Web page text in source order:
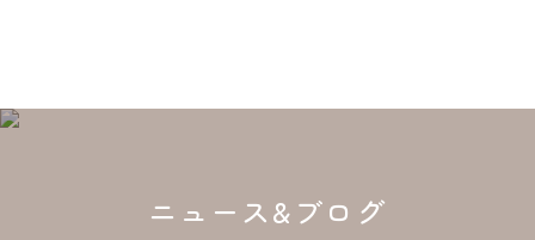
ニュース&ブログ